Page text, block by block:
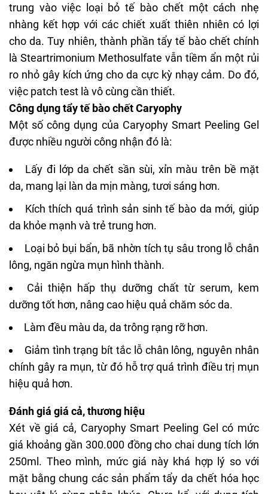
trung vào việc loại bỏ tế bào chết một cách nhẹ
nhàng kết hợp với các chiết xuất thiên nhiên có lợi
cho da. Tuy nhiên, thành phần tẩy tế bào chết chính
là Steartrimonium Methosulfate vẫn tiềm ẩn một rủi
ro nhỏ gây kích ứng cho da cực kỳ nhạy cảm. Do đó,
việc patch test là vô cùng cần thiết.
Công dụng tẩy tế bào chết Caryophy
Một số công dụng của Caryophy Smart Peeling Gel
được nhiều người công nhận đó là:
Lấy đi lớp da chết sần sùi, xỉn màu trên bề mặt
da, mang lại làn da mịn màng, tươi sáng hơn.
Kích thích quá trình sản sinh tế bào da mới, giúp
da khỏe mạnh và trẻ trung hơn.
Loại bỏ bụi bẩn, bã nhờn tích tụ sâu trong lỗ chân
lông, ngăn ngừa mụn hình thành.
Cải thiện hấp thụ dưỡng chất từ serum, kem
dưỡng tốt hơn, nâng cao hiệu quả chăm sóc da.
Làm đều màu da, da trông rạng rỡ hơn.
Giảm tình trạng bít tắc lỗ chân lông, nguyên nhân
chính gây ra mụn, từ đó hỗ trợ quá trình điều trị mụn
hiệu quả hơn.
Đánh giá giá cả, thương hiệu
Xét về giá cả, Caryophy Smart Peeling Gel có mức
giá khoảng gần 300.000 đồng cho chai dung tích lớn
250ml. Theo mình, mức giá này khá hợp lý so với
mặt bằng chung các sản phẩm tẩy da chết hóa học